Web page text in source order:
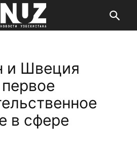
и Швеция
в сфере